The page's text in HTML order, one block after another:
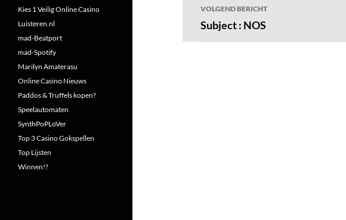
VOLGEND BERICHT
Subject : NOS
Kies 1 Veilig Online Casino
Luisteren.nl
mad-Beatport
mad-Spotify
Marilyn Amaterasu
Online Casino Nieuws
Paddos & Truffels kopen?
Speelautomaten
SynthPoPLoVer
Top 3 Casino Gokspellen
Top Lijsten
Winnen!?